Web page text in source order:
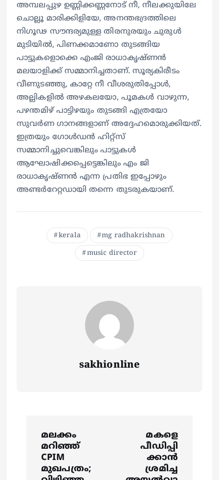
അമ്പലപ്പുഴ ഉണ്ണിക്കണ്ണനോട് നീ, നീലക്കുയിലേ
ചൊല്ലൂ മാരിക്കിളിയേ, അനന്തഭദ്രത്തിലെ
നിഗൂഢ സൗന്ദര്യമുള്ള തിരനുരയും ചുരുള്‍
മുടിയില്‍, പിണക്കമാണോ തുടങ്ങിയ
പാട്ടുകളൊക്കെ എംജി രാധാകൃഷ്ണന്‍
മലയാളിക്ക് സമ്മാനിച്ചതാണ്. സൂര്യകിരീടം
വീണുടഞ്ഞു, കാറ്റേ നീ വീശരുതിപ്പോള്‍,
അല്ലികളില്‍ അഴകലയോ, പൂമകള്‍ വാഴുന്ന,
പഴന്തമിഴ് പാട്ടിഴയും തുടങ്ങി എത്രയോ
സുവര്‍ണ ഗാനങ്ങളാണ് അദ്ദേഹമൊരുക്കിയത്.
ഇത്രയും ഗോള്‍ഡന്‍ ഹിറ്റ്‌സ്
സമ്മാനിച്ചുവെങ്കിലും പാട്ടുകള്‍
ആഘോഷിക്കപ്പെട്ടെങ്കിലും എം ജി
രാധാകൃഷ്ണന്‍ എന്ന പ്രതിഭ ഇപ്പോഴും
അണ്ടര്‍റേറ്റഡായി തന്നെ തുടരുകയാണ്.
kerala mg radhakrishnan
music director
sakhionline
മലക്കം
മറിഞ്ഞ്
CPIM
മുഖപത്രം;
മകളെ
പീഡിപ്പി
ക്കാൻ
ശ്രമിച്ച